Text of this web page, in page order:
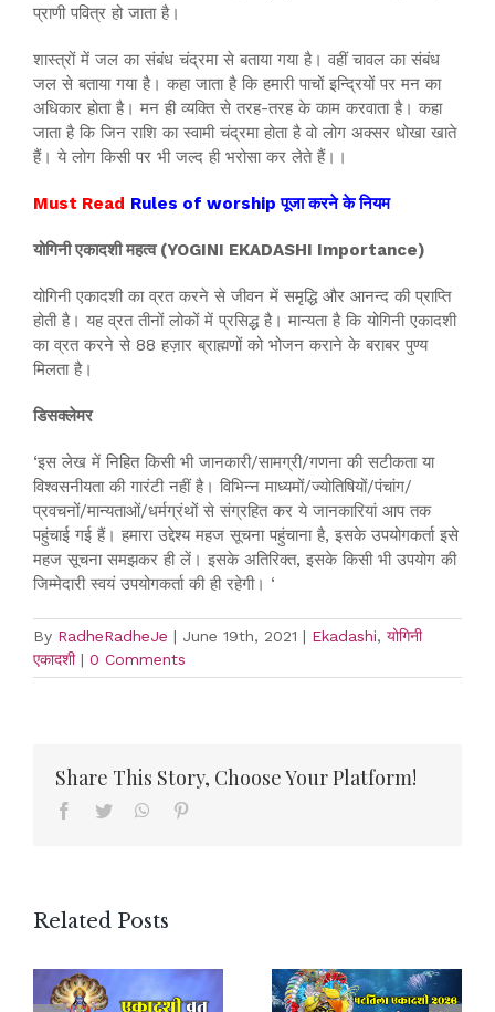
प्राणी पवित्र हो जाता है।
शास्त्रों में जल का संबंध चंद्रमा से बताया गया है। वहीं चावल का संबंध
जल से बताया गया है। कहा जाता है कि हमारी पाचों इन्द्रियों पर मन का
अधिकार होता है। मन ही व्यक्ति से तरह-तरह के काम करवाता है। कहा
जाता है कि जिन राशि का स्वामी चंद्रमा होता है वो लोग अक्सर धोखा खाते
हैं। ये लोग किसी पर भी जल्द ही भरोसा कर लेते हैं।।
Must Read Rules of worship पूजा करने के नियम
योगिनी एकादशी महत्व (YOGINI EKADASHI Importance)
योगिनी एकादशी का व्रत करने से जीवन में समृद्धि और आनन्द की प्राप्ति
होती है। यह व्रत तीनों लोकों में प्रसिद्ध है। मान्यता है कि योगिनी एकादशी
का व्रत करने से 88 हज़ार ब्राह्मणों को भोजन कराने के बराबर पुण्य
मिलता है।
डिसक्लेमर
‘इस लेख में निहित किसी भी जानकारी/सामग्री/गणना की सटीकता या
विश्वसनीयता की गारंटी नहीं है। विभिन्न माध्यमों/ज्योतिषियों/पंचांग/
प्रवचनों/मान्यताओं/धर्मग्रंथों से संग्रहित कर ये जानकारियां आप तक
पहुंचाई गई हैं। हमारा उद्देश्य महज सूचना पहुंचाना है, इसके उपयोगकर्ता इसे
महज सूचना समझकर ही लें। इसके अतिरिक्त, इसके किसी भी उपयोग की
जिम्मेदारी स्वयं उपयोगकर्ता की ही रहेगी। ‘
By RadheRadheJe | June 19th, 2021 | Ekadashi, योगिनी
एकादशी | 0 Comments
Share This Story, Choose Your Platform!
Facebook
Twitter WhatsApp
Related Posts